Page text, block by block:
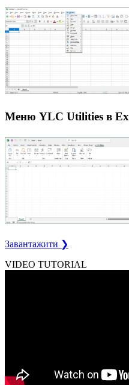
Меню YLC Utilities в
Завантажити ❯
VIDEO TUTORIAL